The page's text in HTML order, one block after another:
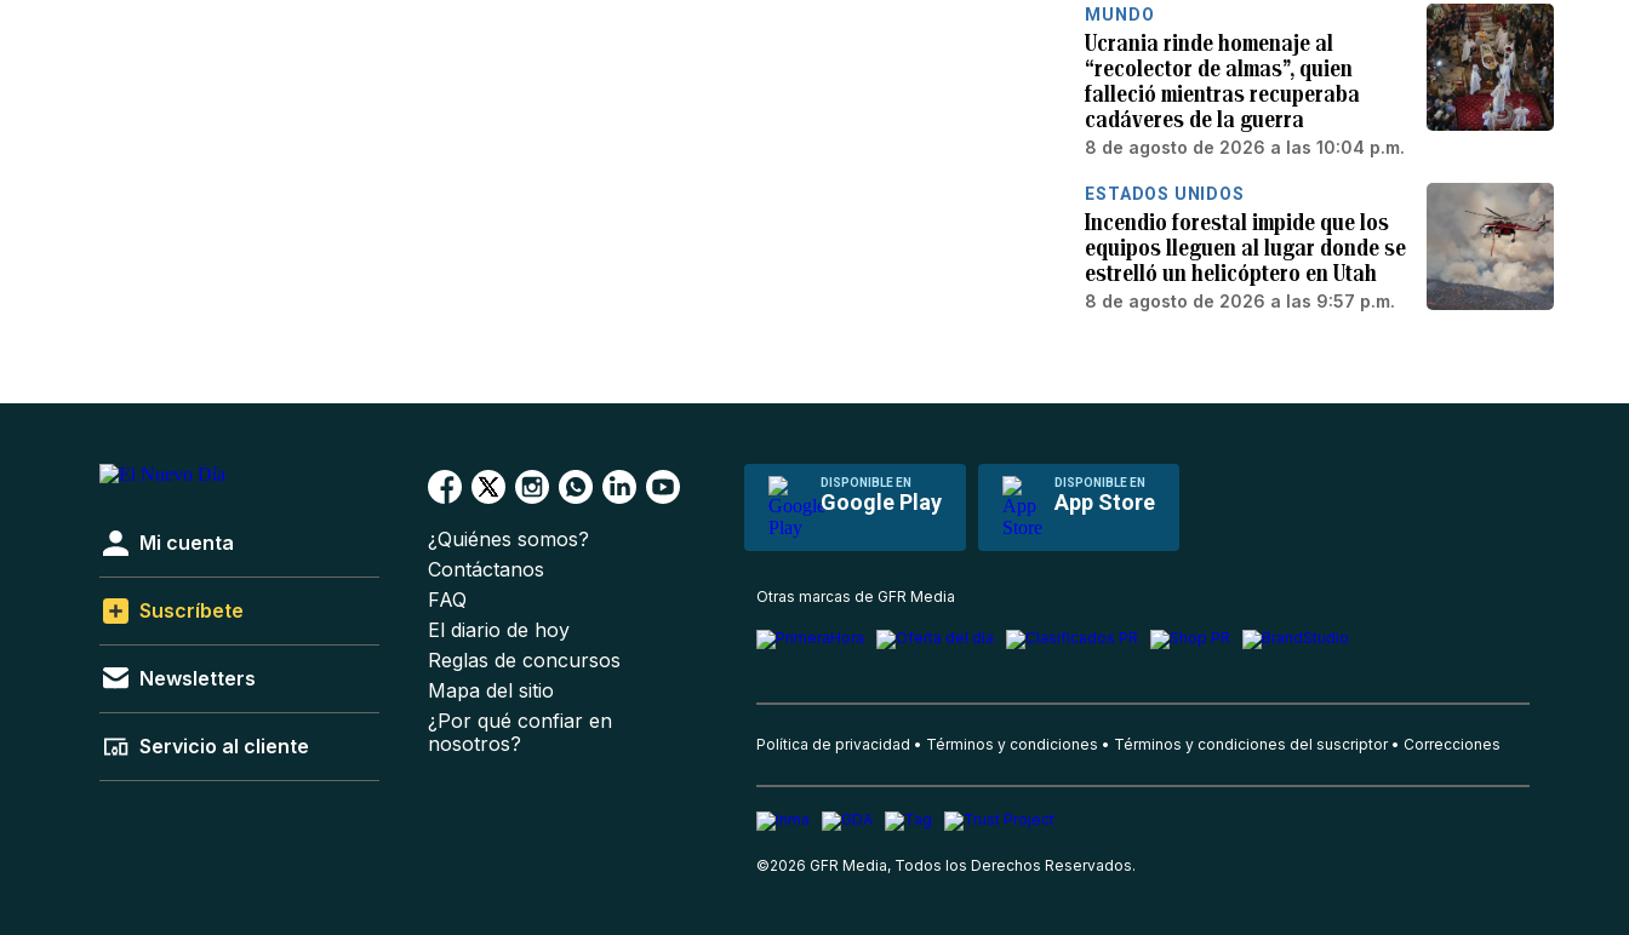
MUNDO
Ucrania rinde homenaje al
“recolector de almas”, quien
falleció mientras recuperaba
cadáveres de la guerra
8 de agosto de 2026 a las 10:04 p.m.
ESTADOS UNIDOS
Incendio forestal impide que los
equipos lleguen al lugar donde se
estrelló un helicóptero en Utah
8 de agosto de 2026 a las 9:57 p.m.
DISPONIBLE EN
Google Play
DISPONIBLE EN
App Store
Mi cuenta
Suscríbete
Newsletters
Servicio al cliente
¿Quiénes somos?
Contáctanos
FAQ
El diario de hoy
Reglas de concursos
Mapa del sitio
¿Por qué confiar en
nosotros?
Otras marcas de GFR Media
Política de privacidad Términos y condiciones Términos y condiciones del suscriptor Correcciones
©2026 GFR Media, Todos los Derechos Reservados.